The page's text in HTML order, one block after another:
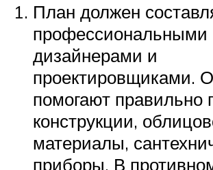
План должен
профессиональными
дизайнерами и
проектировщиками.
помогают правильно
конструкции,
материалы,
приборы. В